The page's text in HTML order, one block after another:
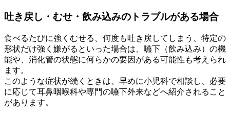
吐き戻し・むせ・飲み込みのトラブルがある場合
食べるたびに強くむせる、何度も吐き戻してしまう、特定の
形状だけ強く嫌がるといった場合は、嚥下（飲み込み）の機
能や、消化管の状態に何らかの要因がある可能性も考えられ
ます。
このような症状が続くときは、早めに小児科で相談し、必要
に応じて耳鼻咽喉科や専門の嚥下外来などへ紹介されること
があります。